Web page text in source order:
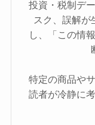
投資・税制デ
スク、誤解が
し、「この情
特定の商品や
読者が冷静に